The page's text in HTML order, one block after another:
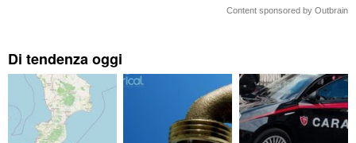
Content sponsored by Outbrain
Di tendenza oggi